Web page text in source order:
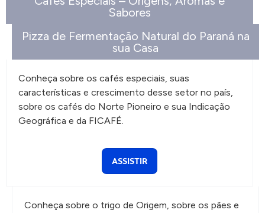
Sabores
Pizza de Fermentação Natural do Paraná na
sua Casa
Conheça sobre os cafés especiais, suas
características e crescimento desse setor no país,
sobre os cafés do Norte Pioneiro e sua Indicação
Geográfica e da FICAFÉ.
ASSISTIR
Conheça sobre o trigo de Origem, sobre os pães e